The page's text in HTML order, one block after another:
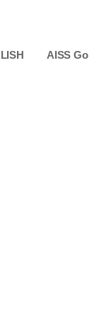
AISS Go